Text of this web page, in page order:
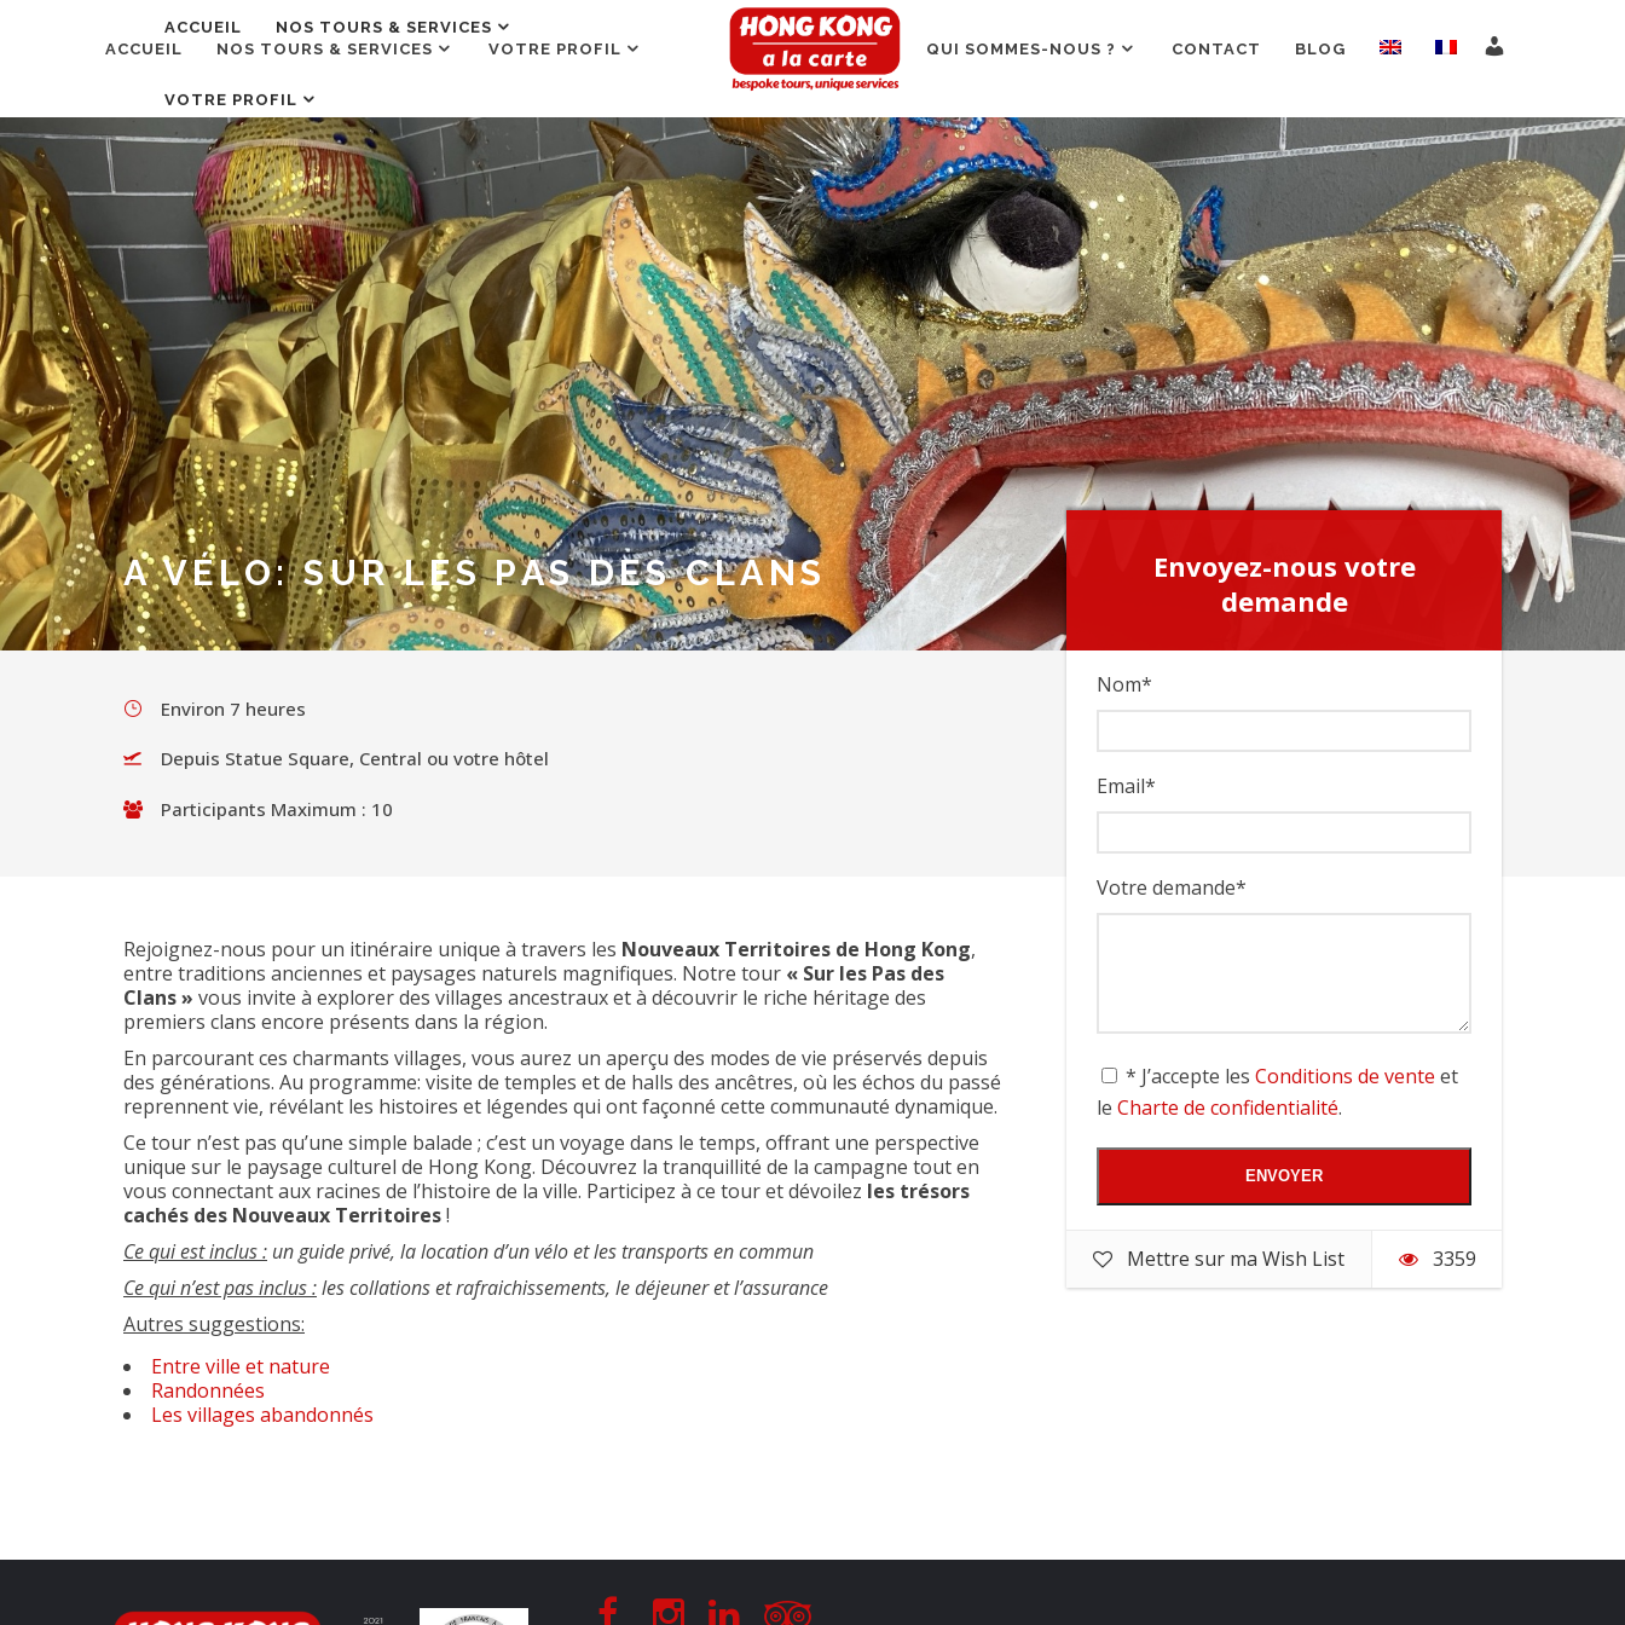
ACCUEIL NOS TOURS & SERVICES VOTRE PROFIL QUI SOMMES-NOUS ? CONTACT BLOG
ACCUEIL NOS TOURS & SERVICES
VOTRE PROFIL
A VÉLO: SUR LES PAS DES CLANS
Envoyez-nous votre
demande
Envoyez-nous votre
demande
Nom*
Email*
Votre demande*
* J’accepte les Conditions de vente et
le Charte de confidentialité.
Mettre sur ma Wish List 3359
Environ 7 heures
Depuis Statue Square, Central ou votre hôtel
Participants Maximum : 10
Rejoignez-nous pour un itinéraire unique à travers les Nouveaux Territoires de Hong Kong,
entre traditions anciennes et paysages naturels magnifiques. Notre tour « Sur les Pas des
Clans » vous invite à explorer des villages ancestraux et à découvrir le riche héritage des
premiers clans encore présents dans la région.
En parcourant ces charmants villages, vous aurez un aperçu des modes de vie préservés depuis
des générations. Au programme: visite de temples et de halls des ancêtres, où les échos du passé
reprennent vie, révélant les histoires et légendes qui ont façonné cette communauté dynamique.
Ce tour n’est pas qu’une simple balade ; c’est un voyage dans le temps, offrant une perspective
unique sur le paysage culturel de Hong Kong. Découvrez la tranquillité de la campagne tout en
vous connectant aux racines de l’histoire de la ville. Participez à ce tour et dévoilez les trésors
cachés des Nouveaux Territoires!
Ce qui est inclus : un guide privé, la location d’un vélo et les transports en commun
Ce qui n’est pas inclus :les collations et rafraichissements, le déjeuner et l’assurance
Autres suggestions:
Entre ville et nature
Randonnées
Les villages abandonnés